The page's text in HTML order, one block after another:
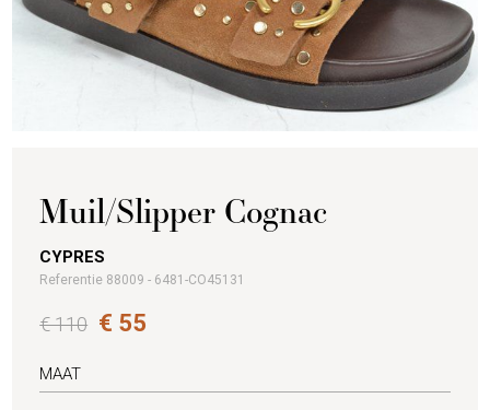
Muil/Slipper Cognac
CYPRES
Referentie 88009 - 6481-CO45131
€ 110 € 55
MAAT